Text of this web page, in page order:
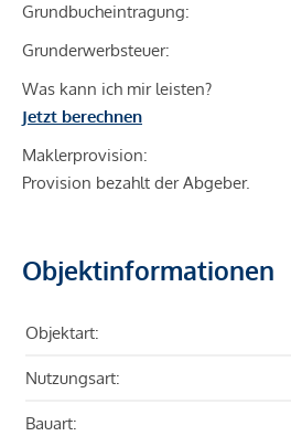
Grundbucheintragung:
Grunderwerbsteuer:
Was kann ich mir leisten?
Jetzt berechnen
Maklerprovision:
Provision bezahlt der Abgeber.
Objektinformationen
Objektart:
Nutzungsart:
Bauart: